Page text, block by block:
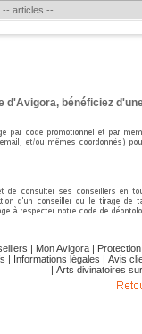
d'Avigora, bénéficiez
| Mon Avigora|
| Informations légales | Avis
| Arts divinatoires